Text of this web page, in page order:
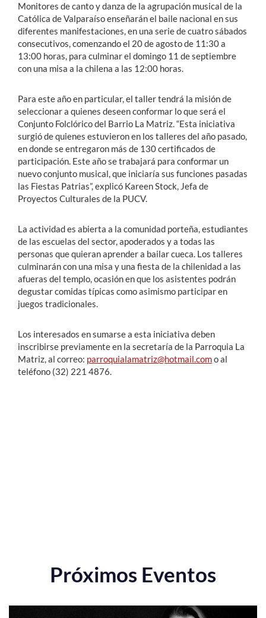
Monitores de canto y danza de la agrupación musical de la
Católica de Valparaíso enseñarán el baile nacional en sus
diferentes manifestaciones, en una serie de cuatro sábados
consecutivos, comenzando el 20 de agosto de 11:30 a
13:00 horas, para culminar el domingo 11 de septiembre
con una misa a la chilena a las 12:00 horas.
Para este año en particular, el taller tendrá la misión de
seleccionar a quienes deseen conformar lo que será el
Conjunto Folclórico del Barrio La Matriz. “Esta iniciativa
surgió de quienes estuvieron en los talleres del año pasado,
en donde se entregaron más de 130 certificados de
participación. Este año se trabajará para conformar un
nuevo conjunto musical, que iniciaría sus funciones pasadas
las Fiestas Patrias”, explicó Kareen Stock, Jefa de
Proyectos Culturales de la PUCV.
La actividad es abierta a la comunidad porteña, estudiantes
de las escuelas del sector, apoderados y a todas las
personas que quieran aprender a bailar cueca. Los talleres
culminarán con una misa y una fiesta de la chilenidad a las
afueras del templo, ocasión en que los asistentes podrán
degustar comidas típicas como asimismo participar en
juegos tradicionales.
Los interesados en sumarse a esta iniciativa deben
inscribirse previamente en la secretaría de la Parroquia La
Matriz, al correo: parroquialamatriz@hotmail.como al
teléfono (32) 221 4876.
Próximos Eventos